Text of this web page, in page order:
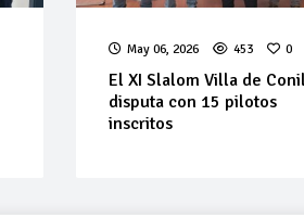
May 06, 2026 453 0
El XI Slalom Villa de
disputa con 15 pilotos
inscritos